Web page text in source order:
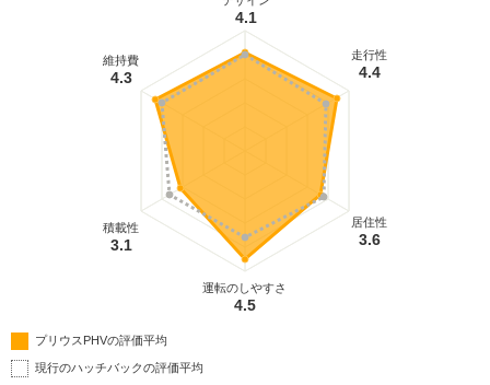
4.1
走行性
4.4
居住性
3.6
運転のしやすさ
4.5
積載性
3.1
維持費
4.3
プリウスPHVの評価平均
現行のハッチバックの評価平均